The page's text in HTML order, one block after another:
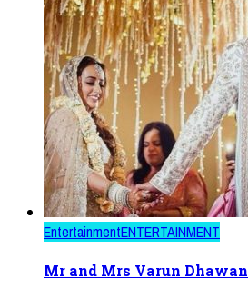
EntertainmentENTERTAINMENT
Mr and Mrs Varun Dhawan